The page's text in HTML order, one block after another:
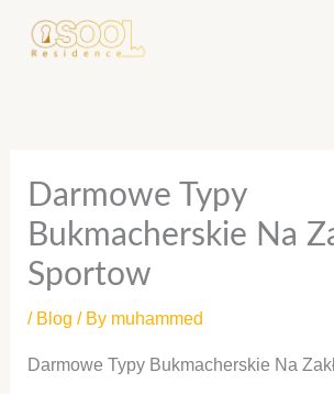
Darmowe Typy
Bukmacherskie Na
Sportow
/ Blog / By muhammed
Darmowe Typy Bukmacherskie Na